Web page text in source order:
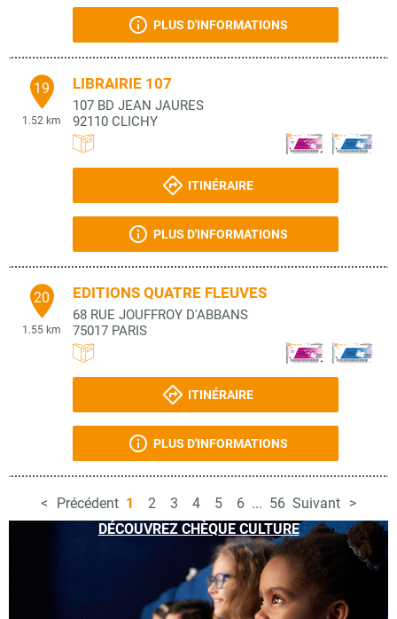
PLUS D'INFORMATIONS
19
1.52 km
LIBRAIRIE 107
107 BD JEAN JAURES
92110 CLICHY
ITINÉRAIRE
PLUS D'INFORMATIONS
20
1.55 km
EDITIONS QUATRE FLEUVES
68 RUE JOUFFROY D'ABBANS
75017 PARIS
ITINÉRAIRE
PLUS D'INFORMATIONS
Précédent 1 2 3 4 5 6 ... 56 Suivant
DÉCOUVREZ CHÈQUE CULTURE